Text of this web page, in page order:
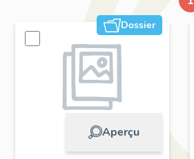
Dossier
Aperçu